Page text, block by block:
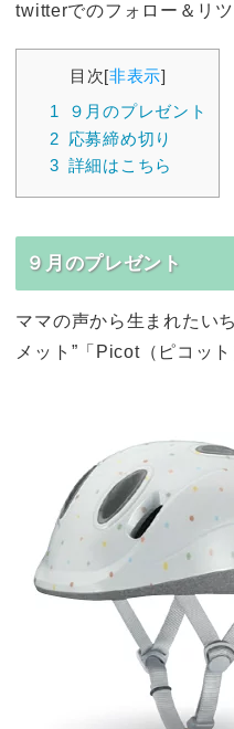
twitterでのフォロー＆リ
目次[非表示]
1
９月のプレゼント
2 応募締め切り
3 詳細はこちら
９月のプレゼント
ママの声から生まれたい
メット”「Picot（ピコット